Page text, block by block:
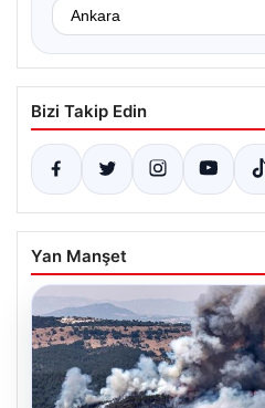
Bizi Takip Edin
Yan Manşet